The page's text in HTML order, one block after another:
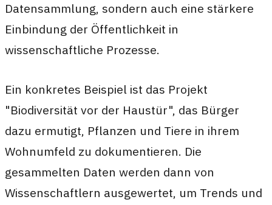
Datensammlung, sondern auch eine stärkere
Einbindung der Öffentlichkeit in
wissenschaftliche Prozesse.
Ein konkretes Beispiel ist das Projekt
"Biodiversität vor der Haustür", das Bürger
dazu ermutigt, Pflanzen und Tiere in ihrem
Wohnumfeld zu dokumentieren. Die
gesammelten Daten werden dann von
Wissenschaftlern ausgewertet, um Trends und